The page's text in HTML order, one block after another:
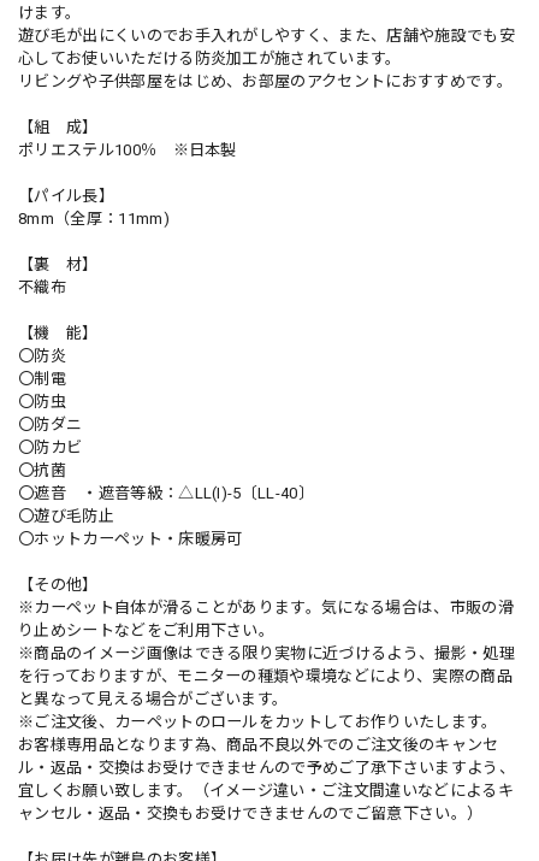
けます。
遊び毛が出にくいのでお手入れがしやすく、また、店舗や施設でも安
心してお使いいただける防炎加工が施されています。
リビングや子供部屋をはじめ、お部屋のアクセントにおすすめです。
【組 成】
ポリエステル100％ ※日本製
【パイル長】
8mm（全厚：11mm)
【裏 材】
不織布
【機 能】
〇防炎
〇制電
〇防虫
〇防ダニ
〇防カビ
〇抗菌
〇遮音 ・遮音等級：△LL(I)-5〔LL-40〕
〇遊び毛防止
〇ホットカーペット・床暖房可
【その他】
※カーペット自体が滑ることがあります。気になる場合は、市販の滑
り止めシートなどをご利用下さい。
※商品のイメージ画像はできる限り実物に近づけるよう、撮影・処理
を行っておりますが、モニターの種類や環境などにより、実際の商品
と異なって見える場合がございます。
※ご注文後、カーペットのロールをカットしてお作りいたします。
お客様専用品となります為、商品不良以外でのご注文後のキャンセ
ル・返品・交換はお受けできませんので予めご了承下さいますよう、
宜しくお願い致します。（イメージ違い・ご注文間違いなどによるキ
ャンセル・返品・交換もお受けできませんのでご留意下さい。）